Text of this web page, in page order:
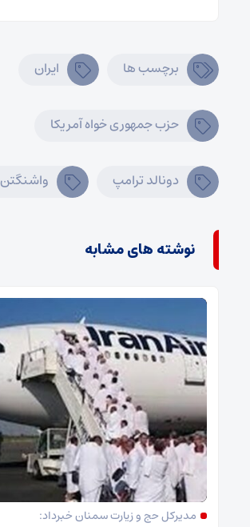
برچسب ها ایران
حزب جمهوری خواه آمریکا
دونالد ترامپ واشنگتن
نوشته های مشابه
مدیرکل حج و زیارت ‌سمنان خبرداد: